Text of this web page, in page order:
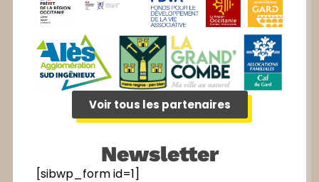
Voir tous les partenaires
Newsletter
[sibwp_form id=1]